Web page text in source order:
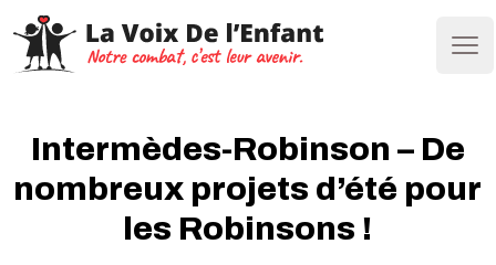
Intermèdes-Robinson – De
nombreux projets d’été pour
les Robinsons !